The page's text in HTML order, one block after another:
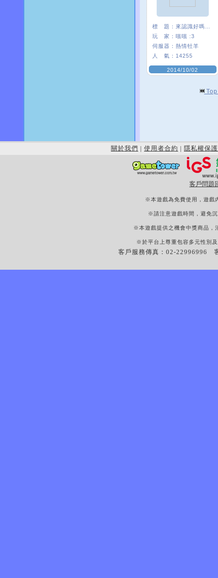
標 題：
玩 家： 嗤嗤 :3
伺服器： 熱情牡羊
人 氣： 14255
2014/10/02
關於我們 | 使用者合約 | 隱私權保護
客戶問題
※本遊戲為免費使用，遊戲
※請注意遊戲時間，避免
※本遊戲提供之機會中獎商品，
※於平台上尊重包容多元性別
客戶服務傳真：02-22996996